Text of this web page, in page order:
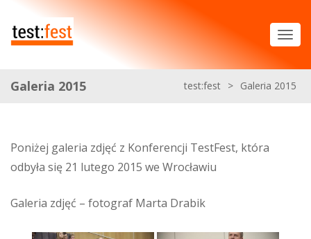
Galeria 2015 test:fest > Galeria 2015
Poniżej galeria zdjęć z Konferencji TestFest, która
odbyła się 21 lutego 2015 we Wrocławiu
Galeria zdjęć – fotograf Marta Drabik